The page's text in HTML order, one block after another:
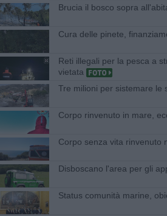
Brucia il bosco sopra
Cura delle pinete,
Reti illegali per la pesca a
vietata
Tre milioni per sistemare le
Corpo rinvenuto in mare,
Corpo senza vita rinvenuto
Disboscano l'area per gli
Status comunità marine,